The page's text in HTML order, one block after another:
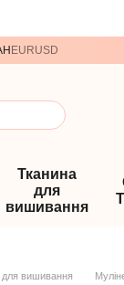
EURUSD
Тканина
для
вишивання
для вишивання